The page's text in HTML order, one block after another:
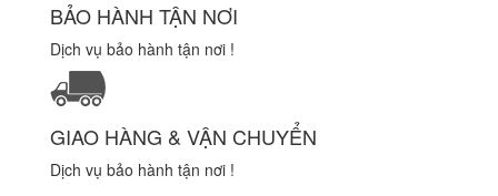
BẢO HÀNH TẬN NƠI
Dịch vụ bảo hành tận nơi !
GIAO HÀNG & VẬN CHUYỂN
Dịch vụ bảo hành tận nơi !